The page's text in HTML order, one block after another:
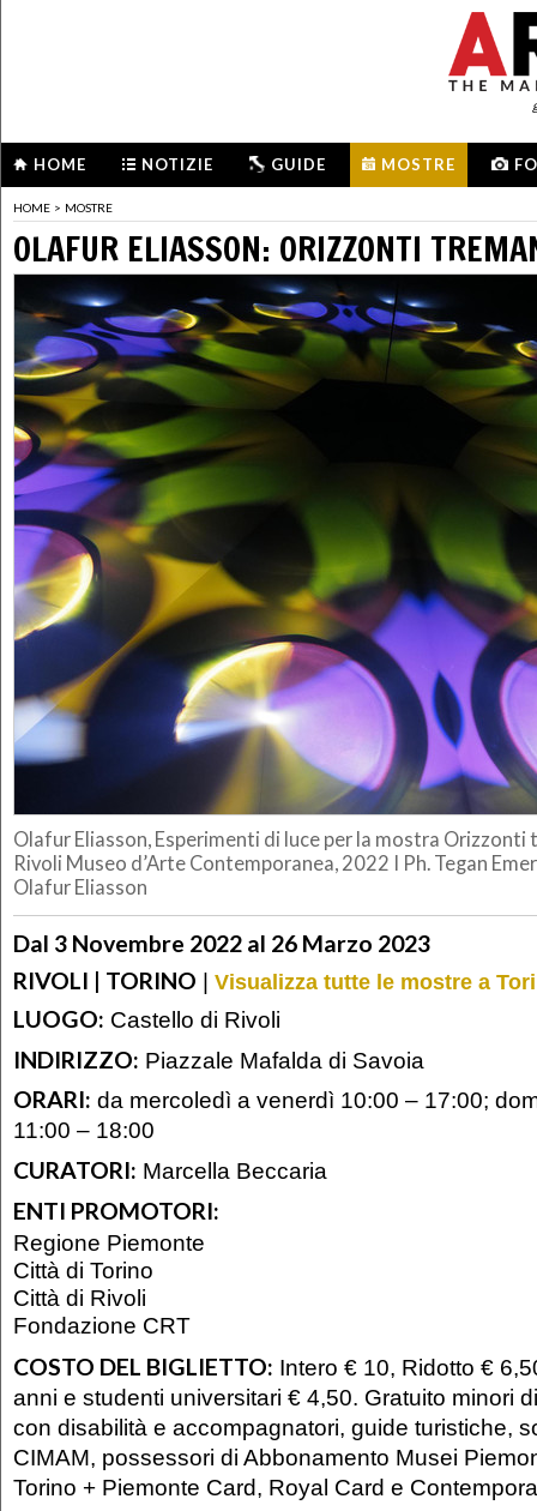
HOME NOTIZIE GUIDE MOSTRE
HOME > MOSTRE
OLAFUR ELIASSON: ORIZZONTI
Olafur Eliasson, Esperimenti di luce per la mostra
Rivoli Museo d’Arte Contemporanea, 2022 I Ph. Tegan
Olafur Eliasson
Dal 3 Novembre 2022 al 26 Marzo 2023
RIVOLI | TORINO | Visualizza tutte le mostre a
LUOGO: Castello di Rivoli
INDIRIZZO: Piazzale Mafalda di Savoia
ORARI: da mercoledì a venerdì 10:00 – 17:00;
11:00 – 18:00
CURATORI: Marcella Beccaria
ENTI PROMOTORI:
Regione Piemonte
Città di Torino
Città di Rivoli
Fondazione CRT
COSTO DEL BIGLIETTO: Intero € 10, Ridotto €
anni e studenti universitari € 4,50. Gratuito minori
con disabilità e accompagnatori, guide turistiche,
CIMAM, possessori di Abbonamento Musei
Torino + Piemonte Card, Royal Card e